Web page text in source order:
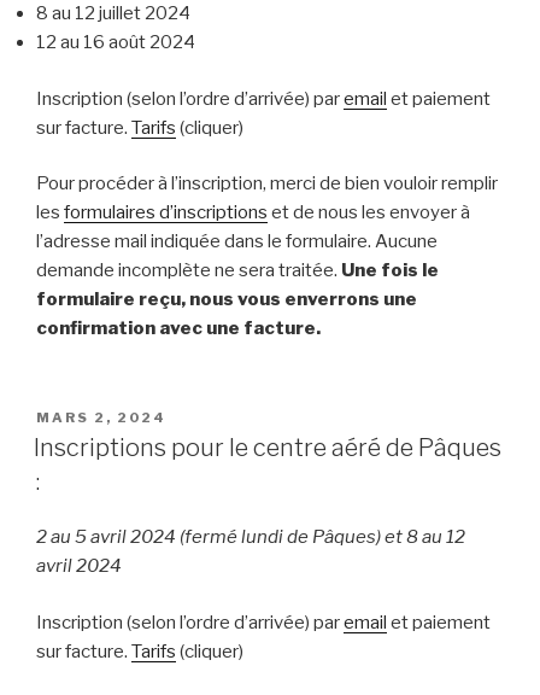
8 au 12 juillet 2024
12 au 16 août 2024
Inscription (selon l’ordre d’arrivée) paremail et paiement
sur facture. Tarifs (cliquer)
Pour procéder à l’inscription, merci de bien vouloir remplir
les formulaires d’inscriptions et de nous les envoyer à
l’adresse mail indiquée dans le formulaire. Aucune
demande incomplète ne sera traitée. Une fois le
formulaire reçu, nous vous enverrons une
confirmation avec une facture.
PUBLIÉ
LE
MARS 2, 2024
Inscriptions pour le centre aéré de Pâques
:
2 au 5 avril 2024 (fermé lundi de Pâques) et 8 au 12
avril 2024
Inscription (selon l’ordre d’arrivée) paremail et paiement
sur facture. Tarifs (cliquer)